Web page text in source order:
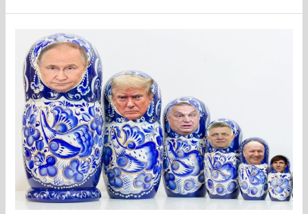
MEEDIAVALVUR:
Helme
perefirmal
on
Orbani
asemel
uus
silmarõõm
Fico